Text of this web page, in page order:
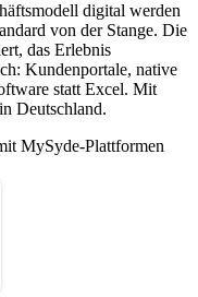
digital werden
von der Stange. Die
das Erlebnis
Kundenportale, native
statt Excel. Mit
Deutschland.
MySyde-Plattformen